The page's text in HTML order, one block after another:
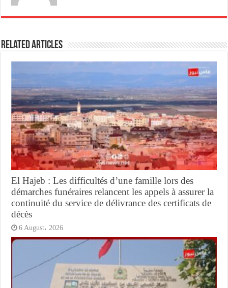
Related Articles
El Hajeb : Les difficultés d’une famille lors des
démarches funéraires relancent les appels à assurer la
continuité du service de délivrance des certificats de
décès
6 August، 2026